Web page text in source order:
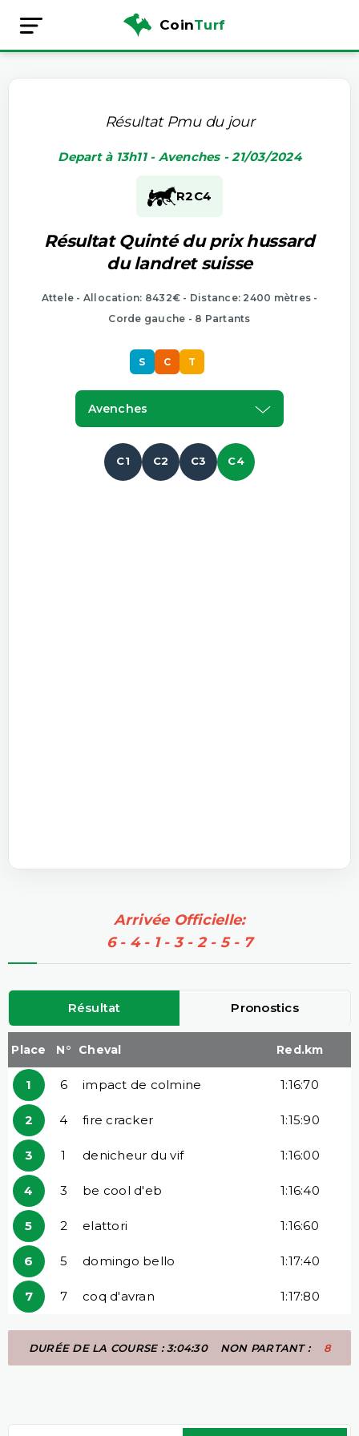
CoinTurf
Résultat Pmu du jour
Depart à 13h11 - Avenches - 21/03/2024
R2C4
Résultat Quinté du prix hussard
du landret suisse
Attele - Allocation: 8432€ - Distance: 2400 mètres -
Corde gauche - 8 Partants
S C T
Avenches
C1 C2 C3 C4
Arrivée Officielle:
6 - 4 - 1 - 3 - 2 - 5 - 7
Résultat Pronostics
Place N° Cheval Red.km
1 6 impact de colmine 1:16:70
2 4 fire cracker 1:15:90
3 1 denicheur du vif 1:16:00
4 3 be cool d'eb 1:16:40
5 2 elattori 1:16:60
6 5 domingo bello 1:17:40
7 7 coq d'avran 1:17:80
DURÉE DE LA COURSE : 3:04:30 NON PARTANT : 8